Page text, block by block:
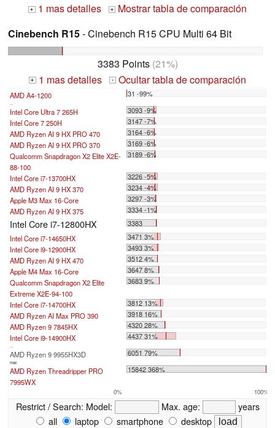
+ 1 mas detalles +
Mostrar tabla de comparación
Cinebench R15- Cinebench R15 CPU Multi 64 Bit
3383 Points(21%)
+ 1 mas detalles - Ocultar tabla de comparación
AMD A4-1200 31 -99%
Intel Core Ultra 7 265H
3093 -9%
Intel Core 7 250H
3147 -7%
AMD Ryzen AI 9 HX PRO 470
3164 -6%
AMD Ryzen AI 9 HX PRO 370
3169 -6%
Qualcomm Snapdragon X2 Elite X2E-
88-100
3189 -6%
Intel Core i7-13700HX
3226 -5%
AMD Ryzen AI 9 HX 370
3234 -4%
Apple M3 Max 16-Core
3297 -3%
AMD Ryzen AI 9 HX 375
3334 -1%
Intel Core i7-12800HX
3383
Intel Core i7-14650HX
3471 3%
Intel Core i9-12900HX
3493 3%
AMD Ryzen AI 9 HX 470
3512 4%
Apple M4 Max 16-Core
3647 8%
Qualcomm Snapdragon X2 Elite
Extreme X2E-94-100
3683 9%
Intel Core i7-14700HX
3812 13%
AMD Ryzen AI Max PRO 390
3918 16%
AMD Ryzen 9 7845HX
4320 28%
Intel Core i9-14900HX
4437 31%
AMD Ryzen 9 9955HX3D 6051 79%
max:
AMD Ryzen Threadripper PRO
7995WX
15842 368%
0% 100%
Restrict / Search: Model: Max. age:
years
all
laptop smartphone desktop